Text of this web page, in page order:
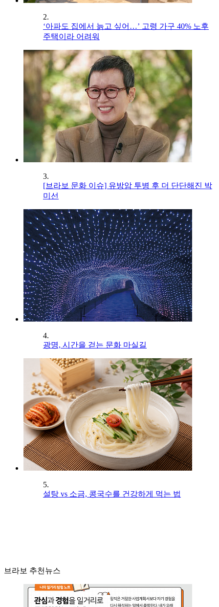
2.
‘아파도 집에서 늙고 싶어…’ 고령 가구 40% 노후
주택이라 어려워
3.
[브라보 문화 이슈] 유방암 투병 후 더 단단해진 박
미선
4.
광명, 시간을 걷는 문화 마실길
5.
설탕 vs 소금, 콩국수를 건강하게 먹는 법
브라보 추천뉴스